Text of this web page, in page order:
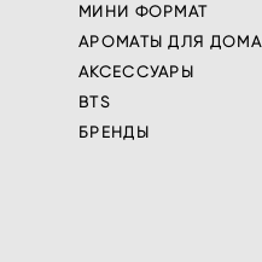
МИНИ ФОРМАТ
АРОМАТЫ ДЛЯ ДОМА
АКСЕССУАРЫ
BTS
БРЕНДЫ